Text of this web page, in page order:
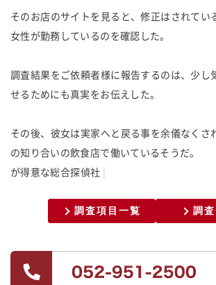
そのお店のサイトを見ると、修正はされてい
女性が勤務しているのを確認した。
調査結果をご依頼者様に報告するのは、少し
せるためにも真実をお伝えした。
その後、彼女は実家へと戻る事を余儀なくさ
の知り合いの飲食店で働いているそうだ。
が得意な総合探偵社
調査項目一覧 調